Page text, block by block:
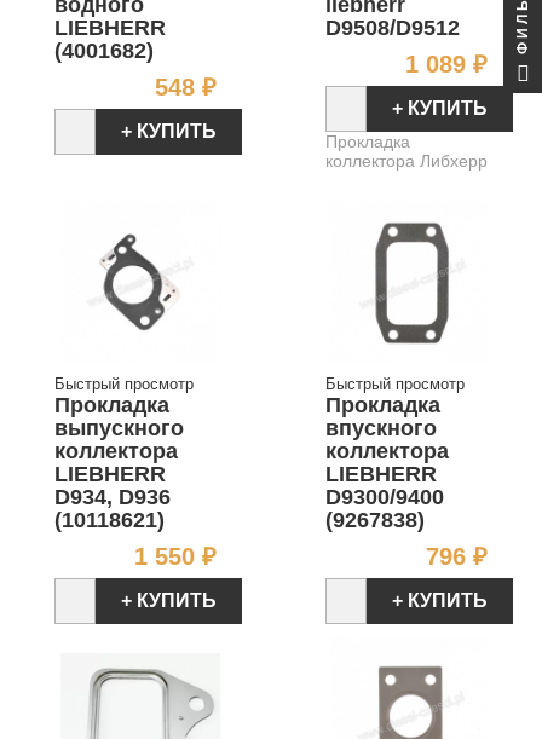
водного
LIEBHERR
(4001682)
548 ₽Цена
+ КУПИТЬ
liebherr
D9508/D9512
1 089 ₽
+ КУПИТЬ
Прокладка
коллектора Либхерр
Быстрый просмотр
Прокладка
выпускного
коллектора
LIEBHERR
D934, D936
(10118621)
1 550 ₽Цена
+ КУПИТЬ
Быстрый просмотр
Прокладка
впускного
коллектора
LIEBHERR
D9300/9400
(9267838)
796 ₽
+ КУПИТЬ